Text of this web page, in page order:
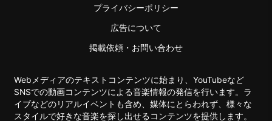
プライバシーポリシー
広告について
掲載依頼・お問い合わせ
Webメディアのテキストコンテンツに始まり、YouTubeなど
SNSでの動画コンテンツによる音楽情報の発信を行います。ラ
イブなどのリアルイベントも含め、媒体にとらわれず、様々な
スタイルで好きな音楽を探し出せるコンテンツを提供します。